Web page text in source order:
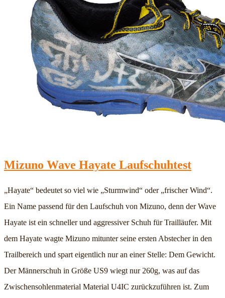
Mizuno Wave Hayate Laufschuhtest
„Hayate“ bedeutet so viel wie „Sturmwind“ oder „frischer Wind“.
Ein Name passend für den Laufschuh von Mizuno, denn der Wave
Hayate ist ein schneller und aggressiver Schuh für Trailläufer. Mit
dem Hayate wagte Mizuno mitunter seine ersten Abstecher in den
Trailbereich und spart eigentlich nur an einer Stelle: Dem Gewicht.
Der Männerschuh in Größe US9 wiegt nur 260g, was auf das
Zwischensohlenmaterial Material U4IC zurückzuführen ist. Zum